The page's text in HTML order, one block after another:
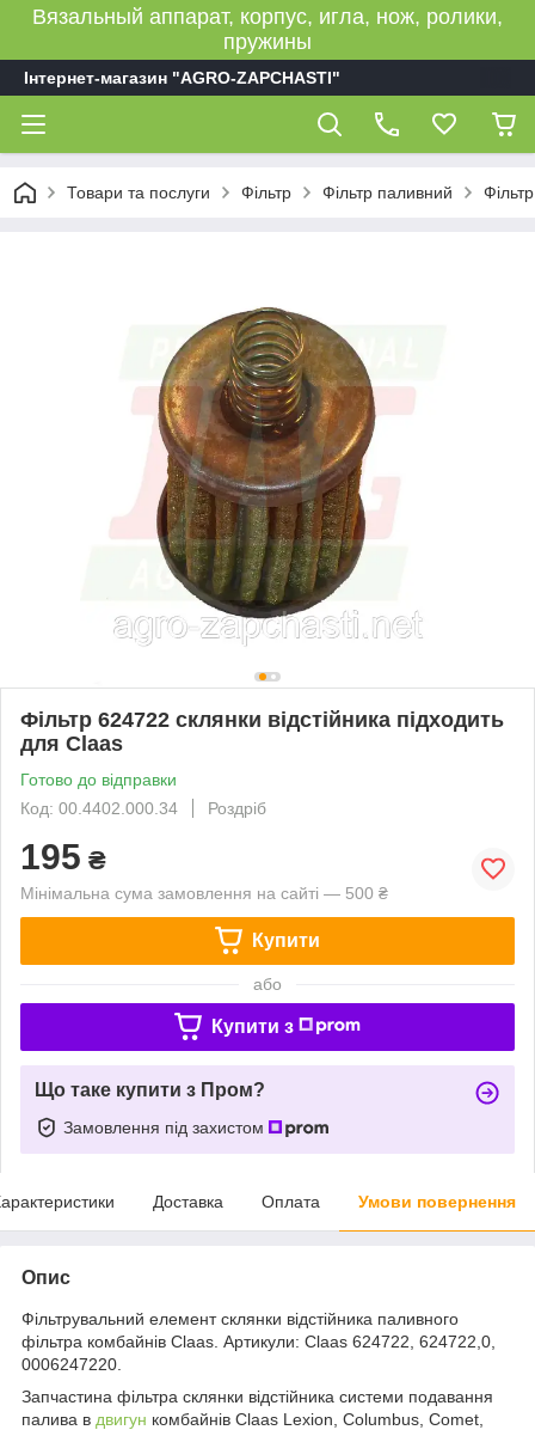
Вязальный аппарат, корпус, игла, нож, ролики,
пружины
Інтернет-магазин "AGRO-ZAPCHASTI"
Товари та послуги Фільтр Фільтр паливний
Фільтр 624722 склянки відстійника підходить
для Claas
Готово до відправки
Код: 00.4402.000.34
Роздріб
195 ₴
Мінімальна сума замовлення на сайті — 500 ₴
Купити
або
Купити з
Що таке купити з Пром?
Замовлення під захистом
Доставка Оплата Умови повернення
Опис
Фільтрувальний елемент склянки відстійника паливного
фільтра комбайнів Claas. Артикули: Claas 624722, 624722,0,
0006247220.
Запчастина фільтра склянки відстійника системи подавання
палива в двигун комбайнів Claas Lexion, Columbus, Comet,